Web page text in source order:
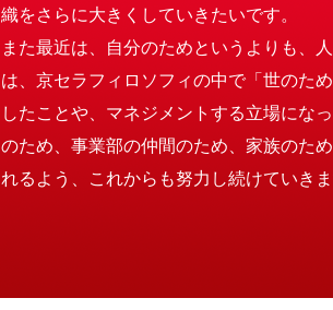
織をさらに大きくしていきたいです。
また最近は、自分のためというよりも、
は、京セラフィロソフィの中で「世のた
したことや、マネジメントする立場にな
のため、事業部の仲間のため、家族のた
れるよう、これからも努力し続けていきま